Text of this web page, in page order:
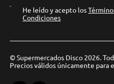
He leído y acepto los
Condiciones
© Supermercados Disco 2026.
Precios válidos únicamente para